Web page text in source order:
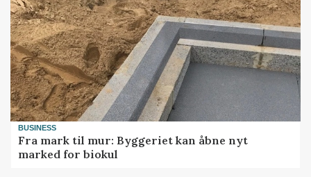
BUSINESS
Fra mark til mur: Byggeriet kan åbne nyt
marked for biokul